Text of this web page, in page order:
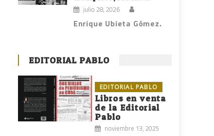
julio 28, 2026
Enrique Ubieta Gómez.
EDITORIAL PABLO
EDITORIAL PABLO
Libros en venta
de la Editorial
Pablo
noviembre 13, 2025